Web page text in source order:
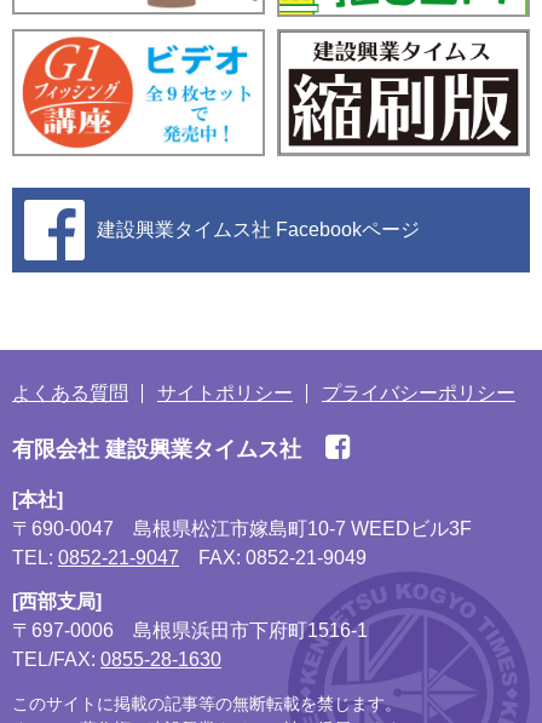
建設興業タイムス社 Facebookページ
よくある質問 サイトポリシー プライバシーポリシー
有限会社 建設興業タイムス社
[本社]
〒690-0047
島根県松江市嫁島町10-7 WEEDビル3F
TEL: 0852-21-9047 FAX: 0852-21-9049
[西部支局]
〒697-0006
島根県浜田市下府町1516-1
TEL/FAX: 0855-28-1630
このサイトに掲載の記事等の無断転載を禁じます。